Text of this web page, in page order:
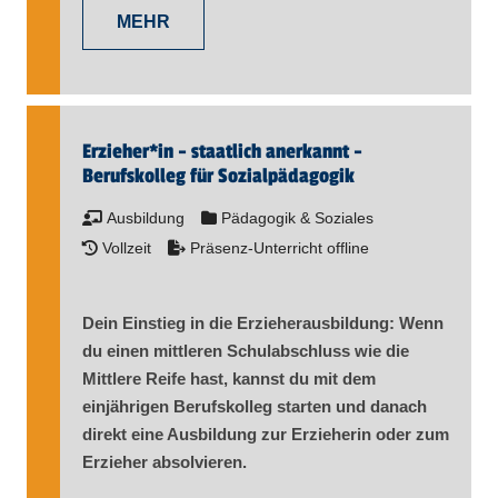
MEHR
Erzieher​*in - staatlich anerkannt -
Berufskolleg für Sozialpädagogik
Ausbildung
Pädagogik & Soziales
Vollzeit
Präsenz-Unterricht offline
Dein Einstieg in die Erzieherausbildung: Wenn
du einen mittleren Schulabschluss wie die
Mittlere Reife hast, kannst du mit dem
einjährigen Berufskolleg starten und danach
direkt eine Ausbildung zur Erzieherin oder zum
Erzieher absolvieren.